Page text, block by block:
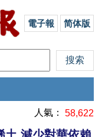
電子報 简体版
人氣： 58,622